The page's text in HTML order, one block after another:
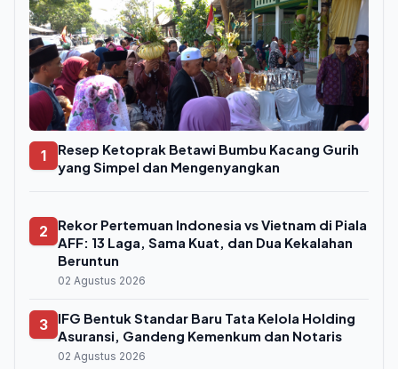
1
Resep Ketoprak Betawi Bumbu Kacang Gurih
yang Simpel dan Mengenyangkan
2
Rekor Pertemuan Indonesia vs Vietnam di Piala
AFF: 13 Laga, Sama Kuat, dan Dua Kekalahan
Beruntun
02 Agustus 2026
3
IFG Bentuk Standar Baru Tata Kelola Holding
Asuransi, Gandeng Kemenkum dan Notaris
02 Agustus 2026